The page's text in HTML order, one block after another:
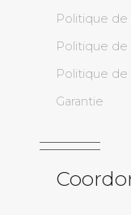
Politique de
Politique
Politique
Garantie